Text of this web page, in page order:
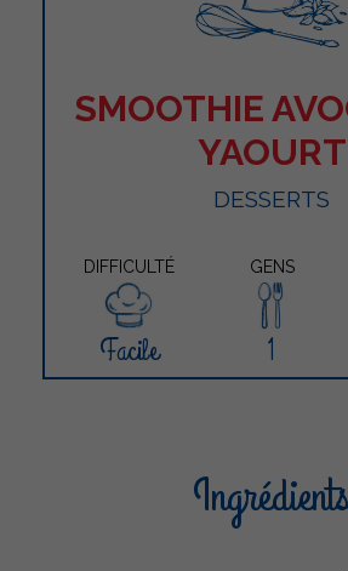
SMOOTHIE
YAOURT
DESSERTS
DIFFICULTÉ GENS
Facile 1